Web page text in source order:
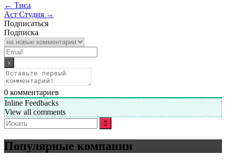
← Тиса
Аст Студия →
Подписаться
Подписка
0 комментариев
Inline Feedbacks
View all comments
Искать:
Популярные компании